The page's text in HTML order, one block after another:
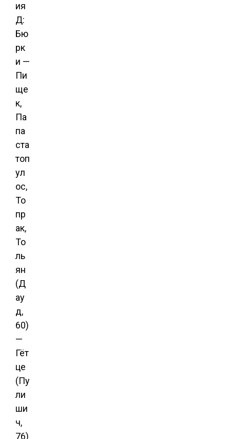
ия
Д:
Бю
рк
и —
Пи
ще
к,
Па
па
ста
топ
ул
ос,
То
пр
ак,
То
ль
ян
(Д
ау
д,
60)
—
Гёт
це
(Пу
ли
ши
ч,
76)